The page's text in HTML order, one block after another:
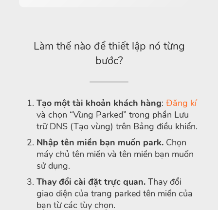
Làm thế nào để thiết lập nó từng
bước?
Tạo một tài khoản khách hàng: Đăng kí
và chọn “Vùng Parked” trong phần Lưu
trữ DNS (Tạo vùng) trên Bảng điều khiển.
Nhập tên miền bạn muốn park. Chọn
máy chủ tên miền và tên miền bạn muốn
sử dụng.
Thay đổi cài đặt trực quan. Thay đổi
giao diện của trang parked tên miền của
bạn từ các tùy chọn.